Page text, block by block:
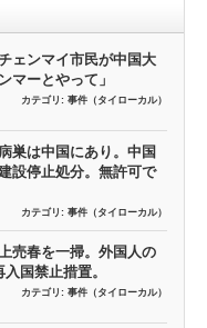
ェンマイ市民が中国大
マーとやって」
カテゴリ: 事件（タイローカル）
巣は中国にあり。中国
設停止処分。無許可で
カテゴリ: 事件（タイローカル）
売春を一掃。外国人の
国禁止措置。
カテゴリ: 事件（タイローカル）